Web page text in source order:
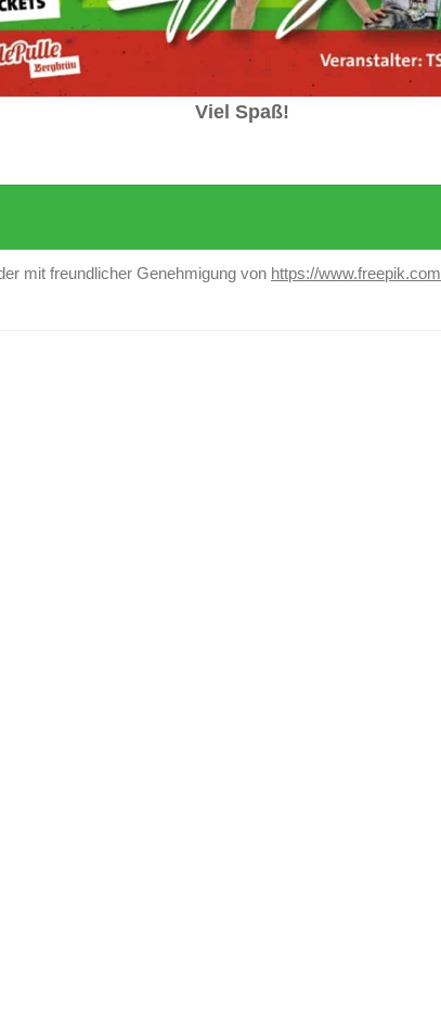
Viel Spaß!
mit freundlicher Genehmigung von https://